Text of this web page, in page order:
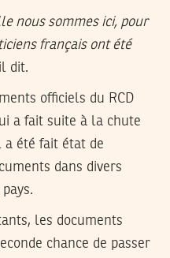
nous sommes ici, pour
français ont été
dit.
officiels du RCD
a fait suite à la chute
a été fait état de
dans divers
les documents
chance de passer